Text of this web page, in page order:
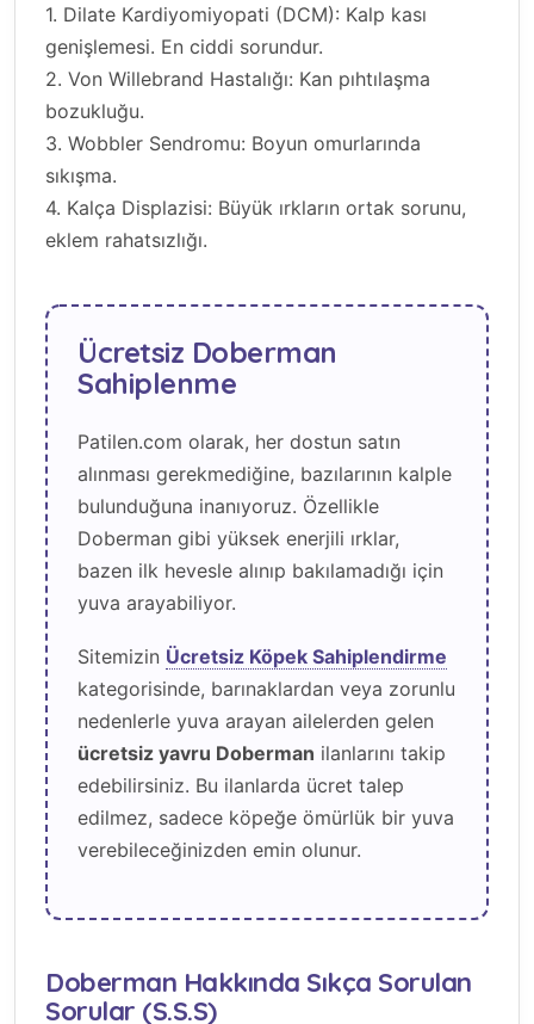
1. Dilate Kardiyomiyopati (DCM): Kalp kası
genişlemesi. En ciddi sorundur.
2. Von Willebrand Hastalığı: Kan pıhtılaşma
bozukluğu.
3. Wobbler Sendromu: Boyun omurlarında
sıkışma.
4. Kalça Displazisi: Büyük ırkların ortak sorunu,
eklem rahatsızlığı.
Ücretsiz Doberman
Sahiplenme
Patilen.com olarak, her dostun satın
alınması gerekmediğine, bazılarının kalple
bulunduğuna inanıyoruz. Özellikle
Doberman gibi yüksek enerjili ırklar,
bazen ilk hevesle alınıp bakılamadığı için
yuva arayabiliyor.
Sitemizin Ücretsiz Köpek Sahiplendirme
kategorisinde, barınaklardan veya zorunlu
nedenlerle yuva arayan ailelerden gelen
ücretsiz yavru Doberman ilanlarını takip
edebilirsiniz. Bu ilanlarda ücret talep
edilmez, sadece köpeğe ömürlük bir yuva
verebileceğinizden emin olunur.
Doberman Hakkında Sıkça Sorulan
Sorular (S.S.S)